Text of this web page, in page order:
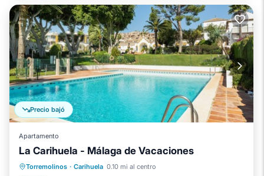
Precio bajó
Apartamento
La Carihuela - Málaga de Vacaciones
Torremolinos · Carihuela 0.10 mi al centro
Chimenea/Calefacción
Piscina